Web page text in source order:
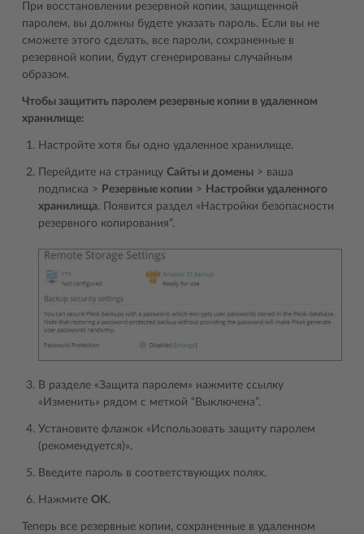
При восстановлении резервной копии, защищенной
паролем, вы должны будете указать пароль. Если вы не
сможете этого сделать, все пароли, сохраненные в
резервной копии, будут сгенерированы случайным
образом.
Чтобы защитить паролем резервные копии в удаленном
хранилище:
Настройте хотя бы одно удаленное хранилище.
Перейдите на страницу Сайты и домены > ваша
подписка > Резервные копии > Настройки удаленного
хранилища. Появится раздел «Настройки безопасности
резервного копирования”.
В разделе «Защита паролем» нажмите ссылку
«Изменить» рядом с меткой “Выключена”.
Установите флажок «Использовать защиту паролем
(рекомендуется)».
Введите пароль в соответствующих полях.
Нажмите OK.
Теперь все резервные копии, сохраненные в удаленном